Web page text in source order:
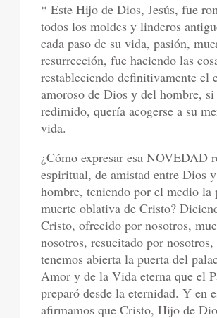
* Este Hijo de Dios, Jesús, fue
todos los moldes y linderos
cada paso de su vida, pasión,
resurrección, fue haciendo las
restableciendo definitivamente el
amoroso de Dios y del hombre, si
redimido, quería acogerse a su
vida.
¿Cómo expresar esa NOVEDAD
espiritual, de amistad entre Dios
hombre, teniendo por el medio la
muerte oblativa de Cristo?
Cristo, ofrecido por nosotros,
nosotros, resucitado por nosotros,
tenemos abierta la puerta del
Amor y de la Vida eterna que el
preparó desde la eternidad. Y en
afirmamos que Cristo, Hijo de